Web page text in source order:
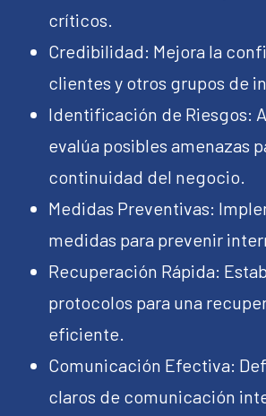
críticos.
Credibilidad: Mejora la
clientes y otros grupos de
Identificación de Riesgos:
evalúa posibles amenazas
continuidad del negocio.
Medidas Preventivas:
medidas para prevenir
Recuperación Rápida:
protocolos para una
eficiente.
Comunicación Efectiva:
claros de comunicación